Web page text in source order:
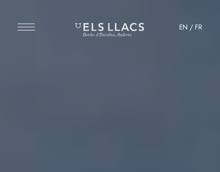
EN /FR